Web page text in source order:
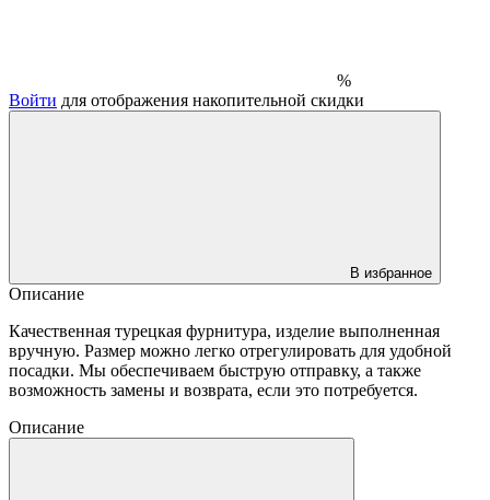
%
Войти для отображения накопительной скидки
В избранное
Описание
Качественная турецкая фурнитура, изделие выполненная
вручную. Размер можно легко отрегулировать для удобной
посадки. Мы обеспечиваем быструю отправку, а также
возможность замены и возврата, если это потребуется.
Описание